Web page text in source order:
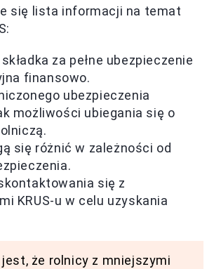
się lista informacji na temat
za pełne ubezpieczenie
finansowo.
ubezpieczenia
możliwości ubiegania się o
się różnić w zależności od
się z
KRUS-u w celu uzyskania
że rolnicy z mniejszymi